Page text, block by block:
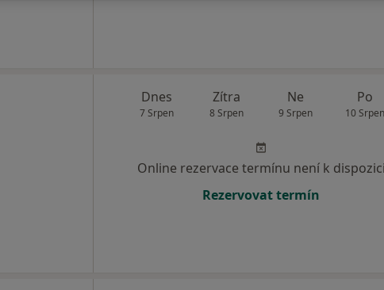
Dnes
7 Srpen
Zítra
8 Srpen
Ne
9 Srpen
Po
10 Srpen
Online rezervace termínu není k dispozici
Rezervovat termín